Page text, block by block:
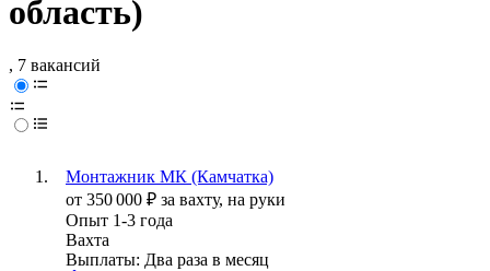
область)
, 7 вакансий
Монтажник МК (Камчатка)
от 350 000 ₽ за вахту, на руки
Опыт 1-3 года
Вахта
Выплаты: Два раза в месяц